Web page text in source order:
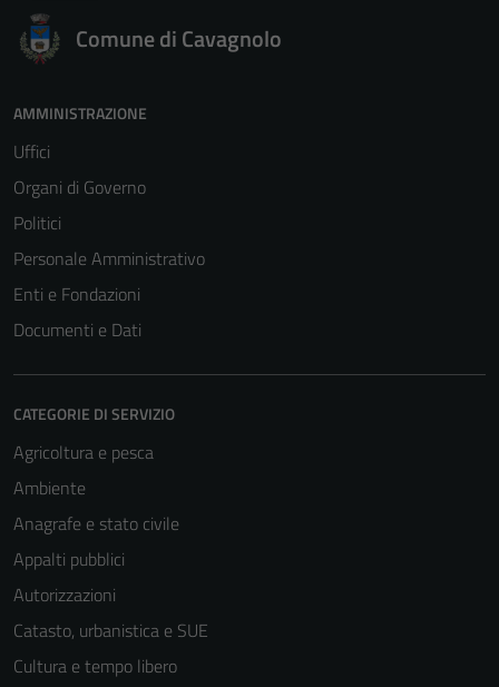
Comune di Cavagnolo
AMMINISTRAZIONE
Uffici
Organi di Governo
Politici
Personale Amministrativo
Enti e Fondazioni
Documenti e Dati
CATEGORIE DI SERVIZIO
Agricoltura e pesca
Ambiente
Anagrafe e stato civile
Appalti pubblici
Autorizzazioni
Catasto, urbanistica e SUE
Cultura e tempo libero